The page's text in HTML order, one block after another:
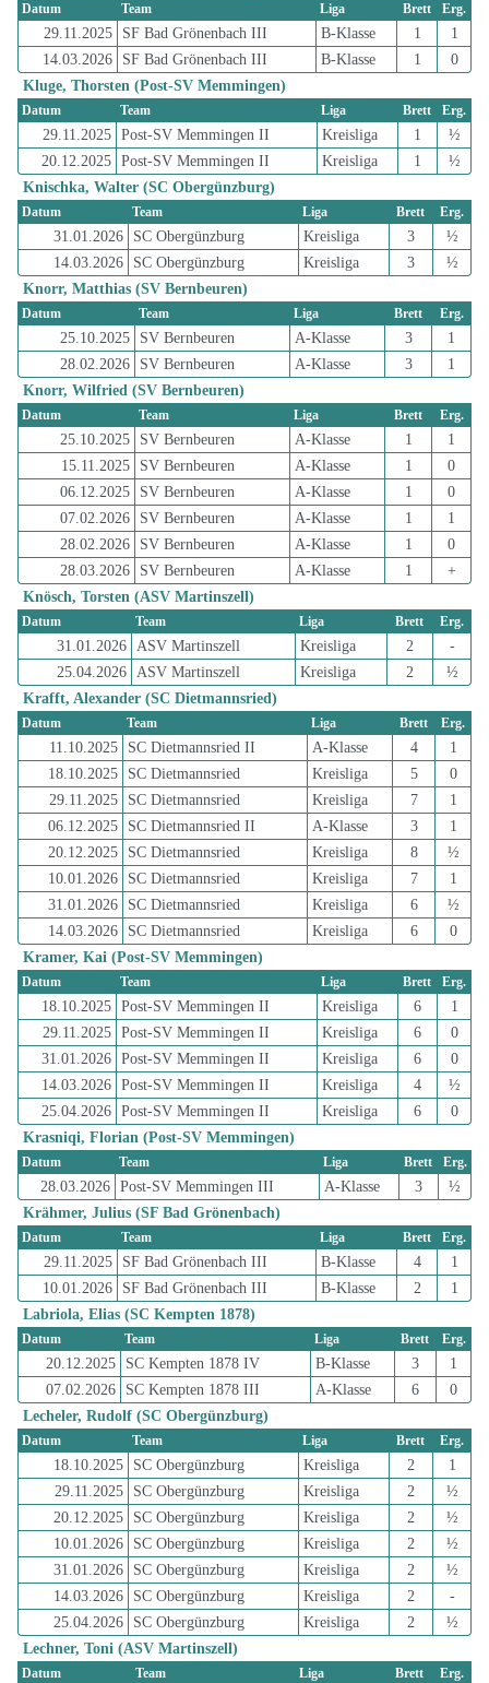
Datum Team Liga Brett Erg.
29.11.2025 SF Bad Grönenbach III B-Klasse 1
1
14.03.2026
SF Bad Grönenbach III B-Klasse 1
0
Kluge, Thorsten (Post-SV Memmingen)
Datum Team Liga Brett Erg.
29.11.2025 Post-SV Memmingen II Kreisliga 1
½
20.12.2025 Post-SV Memmingen II Kreisliga 1
½
Knischka, Walter (SC Obergünzburg)
Datum Team Liga Brett Erg.
31.01.2026 SC Obergünzburg Kreisliga 3
½
14.03.2026
SC Obergünzburg Kreisliga 3
½
Knorr, Matthias (SV Bernbeuren)
Datum Team Liga Brett Erg.
25.10.2025 SV Bernbeuren A-Klasse 3
1
28.02.2026
SV Bernbeuren A-Klasse 3
1
Knorr, Wilfried (SV Bernbeuren)
Datum Team Liga Brett Erg.
25.10.2025 SV Bernbeuren A-Klasse 1
1
15.11.2025
SV Bernbeuren A-Klasse 1
0
06.12.2025
SV Bernbeuren A-Klasse 1
0
07.02.2026
SV Bernbeuren A-Klasse 1
1
28.02.2026
SV Bernbeuren A-Klasse 1
0
28.03.2026
SV Bernbeuren A-Klasse 1
+
Knösch, Torsten (ASV Martinszell)
Datum Team Liga Brett Erg.
31.01.2026 ASV Martinszell Kreisliga 2
-
25.04.2026 ASV Martinszell Kreisliga 2
½
Krafft, Alexander (SC Dietmannsried)
Datum Team Liga Brett Erg.
11.10.2025 SC Dietmannsried II A-Klasse 4
1
18.10.2025
SC Dietmannsried Kreisliga 5
0
29.11.2025
SC Dietmannsried Kreisliga 7
1
06.12.2025
SC Dietmannsried II A-Klasse 3
1
20.12.2025
SC Dietmannsried Kreisliga 8
½
10.01.2026
SC Dietmannsried Kreisliga 7
1
31.01.2026
SC Dietmannsried Kreisliga 6
½
14.03.2026
SC Dietmannsried Kreisliga 6
0
Kramer, Kai (Post-SV Memmingen)
Datum Team Liga Brett Erg.
18.10.2025 Post-SV Memmingen II Kreisliga 6
1
29.11.2025 Post-SV Memmingen II Kreisliga 6
0
31.01.2026 Post-SV Memmingen II Kreisliga 6
0
14.03.2026 Post-SV Memmingen II Kreisliga 4
½
25.04.2026 Post-SV Memmingen II Kreisliga 6
0
Krasniqi, Florian (Post-SV Memmingen)
Datum Team Liga Brett Erg.
28.03.2026 Post-SV Memmingen III A-Klasse 3
½
Krähmer, Julius (SF Bad Grönenbach)
Datum Team Liga Brett Erg.
29.11.2025 SF Bad Grönenbach III B-Klasse 4
1
10.01.2026
SF Bad Grönenbach III B-Klasse 2
1
Labriola, Elias (SC Kempten 1878)
Datum Team Liga Brett Erg.
20.12.2025 SC Kempten 1878 IV B-Klasse 3
1
07.02.2026
SC Kempten 1878 III A-Klasse 6
0
Lecheler, Rudolf (SC Obergünzburg)
Datum Team Liga Brett Erg.
18.10.2025 SC Obergünzburg Kreisliga 2
1
29.11.2025
SC Obergünzburg Kreisliga 2
½
20.12.2025
SC Obergünzburg Kreisliga 2
½
10.01.2026
SC Obergünzburg Kreisliga 2
½
31.01.2026
SC Obergünzburg Kreisliga 2
½
14.03.2026
SC Obergünzburg Kreisliga 2
-
25.04.2026
SC Obergünzburg Kreisliga 2
½
Lechner, Toni (ASV Martinszell)
Datum Team Liga Brett Erg.